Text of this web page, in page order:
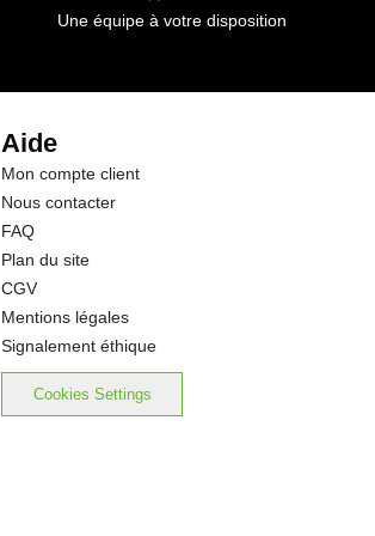
Une équipe à votre disposition
Aide
Mon compte client
Nous contacter
FAQ
Plan du site
CGV
Mentions légales
Signalement éthique
Cookies Settings